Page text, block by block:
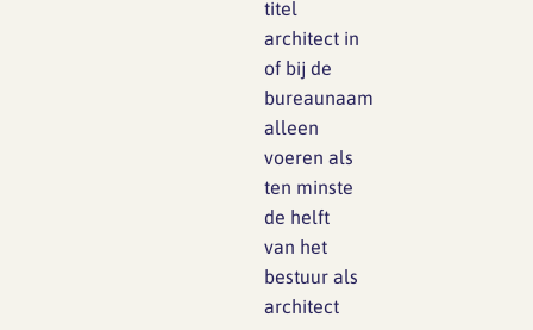
titel
architect in
of bij de
bureaunaam
alleen
voeren als
ten minste
de helft
van het
bestuur als
architect